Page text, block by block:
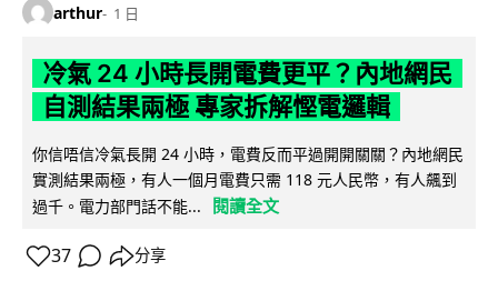
arthur 1 日
冷氣 24 小時長開電費更平？內地網民
自測結果兩極 專家拆解慳電邏輯
你信唔信冷氣長開 24 小時，電費反而平過開開關關？內地網民
實測結果兩極，有人一個月電費只需 118 元人民幣，有人飆到
過千。電力部門話不能...
閱讀全文
37 分享